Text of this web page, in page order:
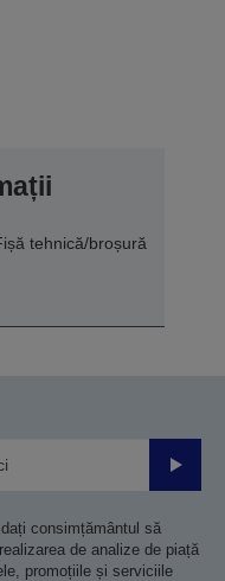
tehnică/broșură
consimțământul să
de analize de piață
promoțiile și serviciile